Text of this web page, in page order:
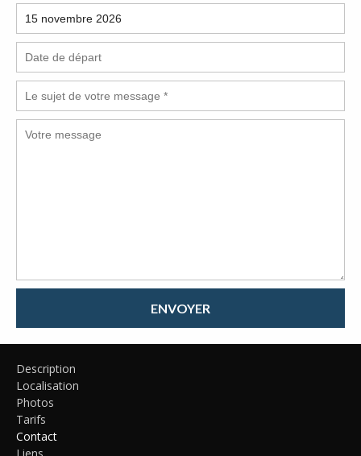
ENVOYER
Description
Localisation
Photos
Tarifs
Contact